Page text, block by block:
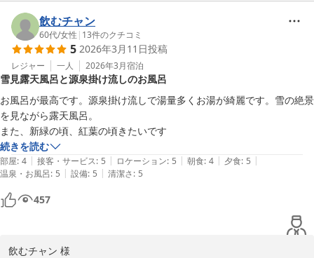
全体的に、歴史・温泉・食事すべてが揃った素晴らしい宿で、またぜひ
訪れたいと思います
また、当館を高く評価いただき、誠にありがとうございます。
これからもお客様のご期待にお応えできるよう努力いたします。
今後とも大丸温泉旅館をよろしくお願い申し上げます。
大丸温泉旅館
那須温泉 大丸温泉旅館
2026-03-26
飲むチャン
60代/女性 | 13件のクチコミ
5 2026年3月11日投稿
レジャー 一人 2026年3月宿泊
雪見露天風呂と源泉掛け流しのお風呂
お風呂が最高です。源泉掛け流しで湯量多くお湯が綺麗です。雪の絶景
を見ながら露天風呂。
また、新緑の頃、紅葉の頃きたいです
続きを読む
部屋: 4 | 接客・サービス: 5 | ロケーション: 5 | 朝食: 4 | 夕食: 5 |
温泉・お風呂: 5 | 設備: 5 | 清潔さ: 5
457
飲むチャン 様